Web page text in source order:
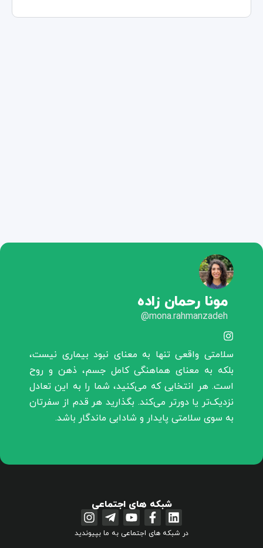
مونا رحمان زاده
mona.rahmanzadeh@
سلامتی واقعی تنها به معنای نبود بیماری نیست،
بلکه به معنای هماهنگی کامل جسم، ذهن و روح
است. هر انتخابی که می‌کنید، شما را به این تعادل
نزدیک‌تر یا دورتر می‌کند. بگذارید هر قدم از سفرتان
به سوی سلامتی پایدار و شادابی ماندگار باشد.
شبکه های اجتماعی
در شبکه های اجتماعی به ما بپیوندید